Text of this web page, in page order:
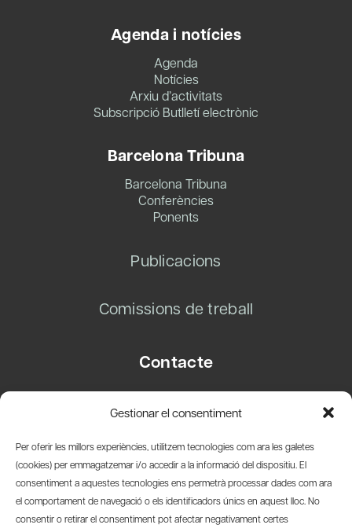
Gestionar el consentiment
Per oferir les millors experiències, utilitzem tecnologies com ara les galetes
(cookies) per emmagatzemar i/o accedir a la informació del dispositiu. El
consentiment a aquestes tecnologies ens permetrà processar dades com ara
el comportament de navegació o els identificadors únics en aquest lloc. No
consentir o retirar el consentiment pot afectar negativament certes
Agenda i notícies
Agenda
Notícies
Arxiu d’activitats
Subscripció Butlletí electrònic
Barcelona Tribuna
Barcelona Tribuna
Conferències
Ponents
Publicacions
Comissions de treball
Contacte
08003 Barcelona
info@amicsdelpais.com
Suscripció Newsletter